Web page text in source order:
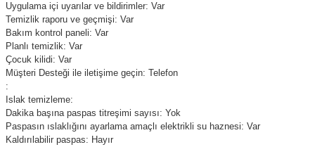
Uygulama içi uyarılar ve bildirimler: Var
Temizlik raporu ve geçmişi: Var
Bakım kontrol paneli: Var
Planlı temizlik: Var
Çocuk kilidi: Var
Müşteri Desteği ile iletişime geçin: Telefon
:
Islak temizleme:
Dakika başına paspas titreşimi sayısı: Yok
Paspasın ıslaklığını ayarlama amaçlı elektrikli su haznesi: Var
Kaldırılabilir paspas: Hayır